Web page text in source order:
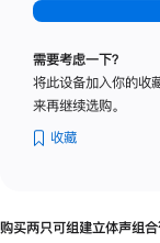
需要考虑一下？
将此设备加入你的收
来再继续选购。
收藏
购买两只可组建立体声组合